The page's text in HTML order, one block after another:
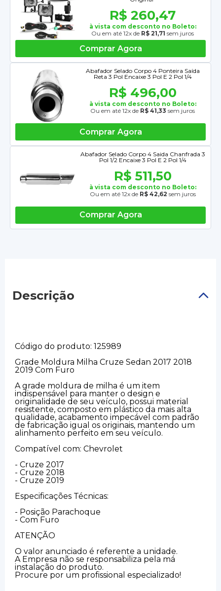
R$ 260,47
à vista com desconto no Boleto:
Ou em até 12x de R$ 21,71 sem juros
Comprar Agora
Abafador Selado Corpo 4 Ponteira Saída
Reta 3 Pol Encaixe 3 Pol E 2 Pol 1/4
R$ 496,00
à vista com desconto no Boleto:
Ou em até 12x de R$ 41,33 sem juros
Comprar Agora
Abafador Selado Corpo 4 Saida Chanfrada 3
Pol 1/2 Encaixe 3 Pol E 2 Pol 1/4
R$ 511,50
à vista com desconto no Boleto:
Ou em até 12x de R$ 42,62 sem juros
Comprar Agora
Descrição
Código do produto: 125989
Grade Moldura Milha Cruze Sedan 2017 2018
2019 Com Furo
A grade moldura de milha é um item
indispensável para manter o design e
originalidade de seu veículo, possui material
resistente, composto em plástico da mais alta
qualidade, acabamento impecável com padrão
de fabricação igual os originais, mantendo um
alinhamento perfeito em seu veículo.
Compatível com: Chevrolet
- Cruze 2017
- Cruze 2018
- Cruze 2019
Especificações Técnicas:
- Posição Parachoque
- Com Furo
ATENÇÃO
O valor anunciado é referente a unidade.
A Empresa não se responsabiliza pela má
instalação do produto.
Procure por um profissional especializado!